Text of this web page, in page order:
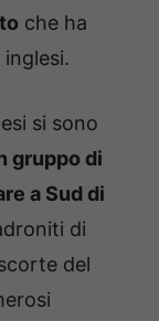
che ha
si sono
gruppo di
a Sud di
di
del